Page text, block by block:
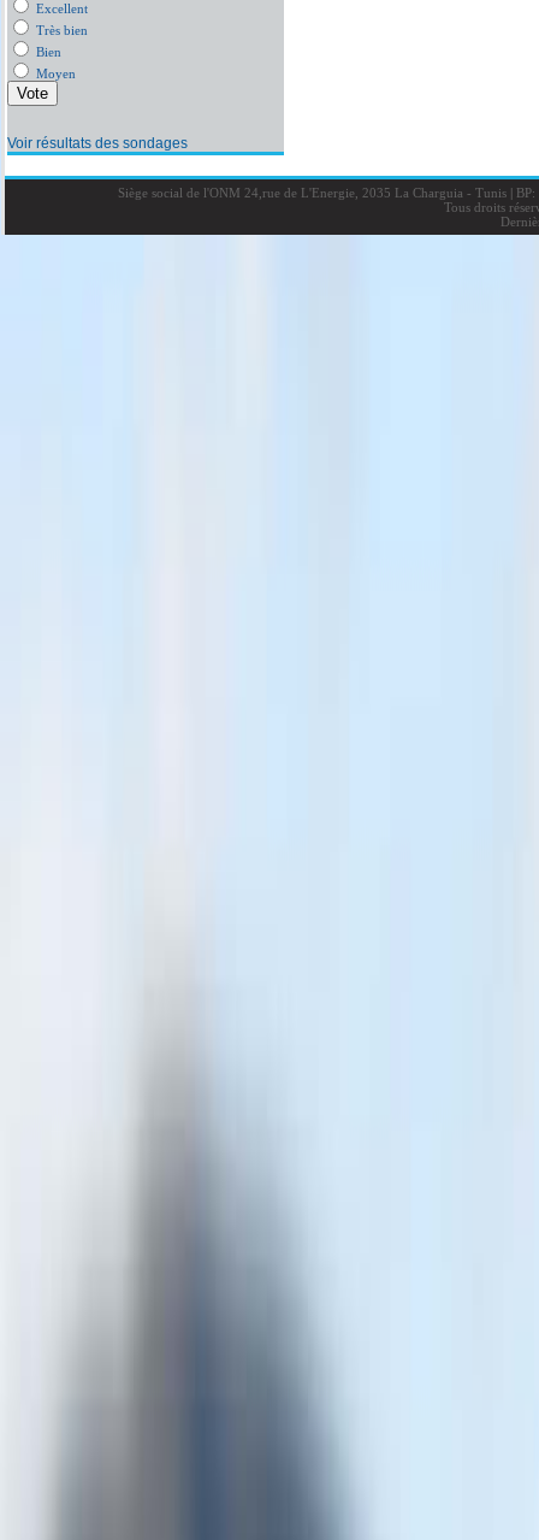
Excellent
Très bien
Bien
Moyen
Voir résultats des sondages
Siège social de l'ONM 24,rue de L'Energie, 2035 La Charguia - Tunis |BP:
Tous droits